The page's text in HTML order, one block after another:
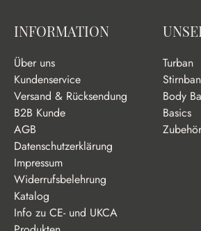
INFORMATION
Über uns
Kundenservice
Versand & Rücksendung
B2B Kunde
AGB
Datenschutzerklärung
Impressum
Widerrufsbelehrung
Katalog
Info zu CE- und UKCA
Turban
Body
Basics
Zubehör